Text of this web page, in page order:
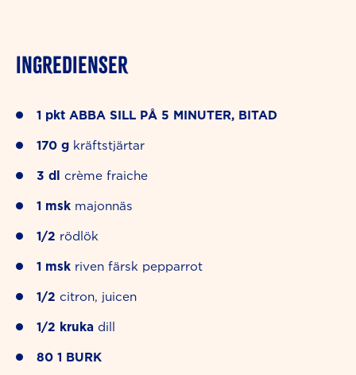
INGREDIENSER
1 pkt ABBA SILL PÅ 5 MINUTER, BITAD
170 g kräftstjärtar
3 dl crème fraiche
1 msk majonnäs
1/2 rödlök
1 msk riven färsk pepparrot
1/2 citron, juicen
1/2 kruka dill
80 1 BURK